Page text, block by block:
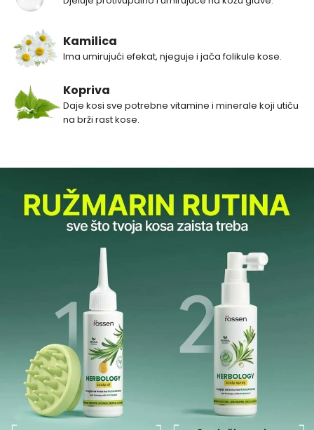
Kamilica
Ima umirujući efekat, njeguje i jača folikule kose.
Kopriva
Daje kosi sve potrebne vitamine i minerale koji utiču
na brži rast kose.